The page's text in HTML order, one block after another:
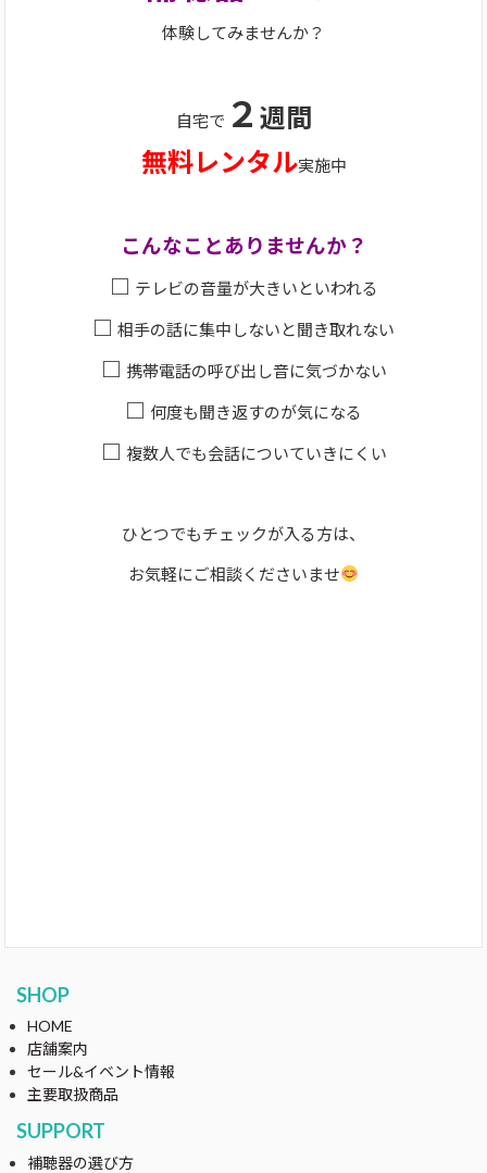
体験してみませんか？
自宅で ２ 週間
無料レンタル実施中
こんなことありませんか？
□ テレビの音量が大きいといわれる
□ 相手の話に集中しないと聞き取れない
□ 携帯電話の呼び出し音に気づかない
□ 何度も聞き返すのが気になる
□ 複数人でも会話についていきにくい
ひとつでもチェックが入る方は、
お気軽にご相談くださいませ
SHOP
HOME
店舗案内
セール&イベント情報
主要取扱商品
SUPPORT
補聴器の選び方